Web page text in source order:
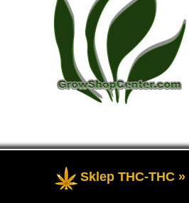
- Domowe ogrodnictwo, informacje i
Sklep THC-THC »